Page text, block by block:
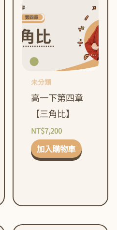
未分類
高一下第四章
【三角比】
NT$7,200
加入購物車